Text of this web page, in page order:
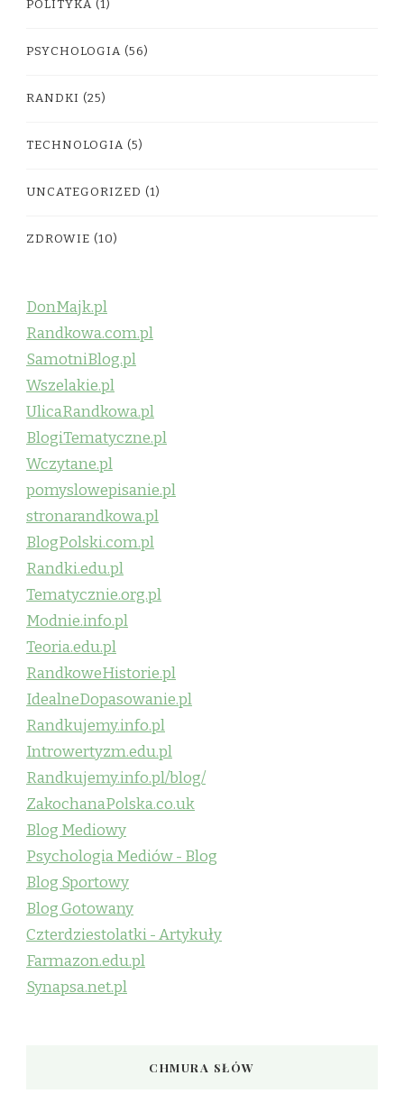
POLITYKA (1)
PSYCHOLOGIA (56)
RANDKI (25)
TECHNOLOGIA (5)
UNCATEGORIZED (1)
ZDROWIE (10)
DonMajk.pl
Randkowa.com.pl
SamotniBlog.pl
Wszelakie.pl
UlicaRandkowa.pl
BlogiTematyczne.pl
Wczytane.pl
pomyslowepisanie.pl
stronarandkowa.pl
BlogPolski.com.pl
Randki.edu.pl
Tematycznie.org.pl
Modnie.info.pl
Teoria.edu.pl
RandkoweHistorie.pl
IdealneDopasowanie.pl
Randkujemy.info.pl
Introwertyzm.edu.pl
Randkujemy.info.pl/blog/
ZakochanaPolska.co.uk
Blog Mediowy
Psychologia Mediów - Blog
Blog Sportowy
Blog Gotowany
Czterdziestolatki - Artykuły
Farmazon.edu.pl
Synapsa.net.pl
CHMURA SŁÓW